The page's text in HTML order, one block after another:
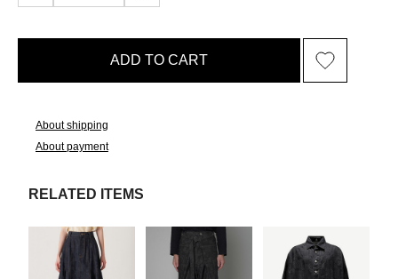
ADD TO CART
About shipping
About payment
RELATED ITEMS